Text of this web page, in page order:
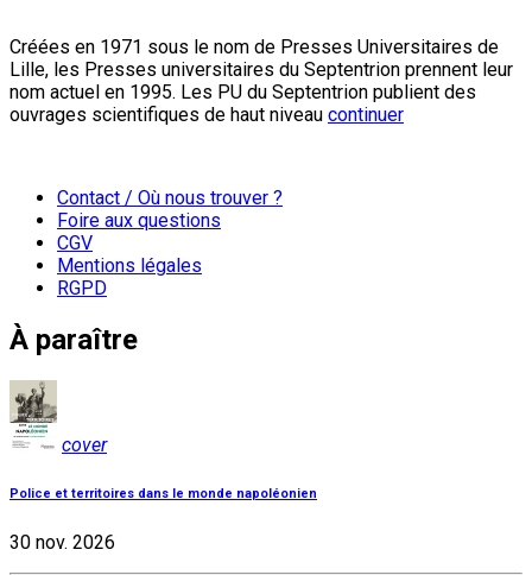
Créées en 1971 sous le nom de Presses Universitaires de
Lille, les Presses universitaires du Septentrion prennent leur
nom actuel en 1995. Les PU du Septentrion publient des
ouvrages scientifiques de haut niveau continuer
Contact / Où nous trouver ?
Foire aux questions
CGV
Mentions légales
RGPD
À paraître
cover
Police et territoires dans le monde napoléonien
30 nov. 2026